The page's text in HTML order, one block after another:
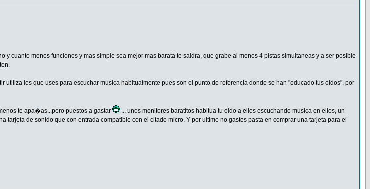
cuanto menos funciones y mas simple sea mejor mas barata te saldra, que grabe al menos 4 pistas simultaneas y a ser posible
utiliza los que uses para escuchar musica habitualmente pues son el punto de referencia donde se han "educado tus oidos", por
te apa�as...pero puestos a gastar
... unos monitores baratitos habitua tu oido a ellos escuchando musica en ellos, un
tarjeta de sonido que con entrada compatible con el citado micro. Y por ultimo no gastes pasta en comprar una tarjeta para el